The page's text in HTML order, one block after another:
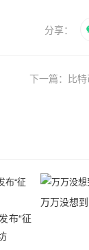
分享：
下一篇：比
布“征
万万没想